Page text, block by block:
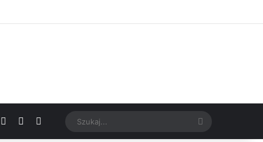
Facebook YouTubeGoogle News Szukaj...